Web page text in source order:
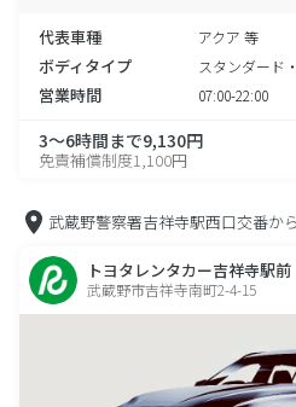
代表車種 アクア 等
ボディタイプ スタンダード
営業時間 07:00-22:00
3～6時間まで9,130円
免責補償制度1,100円
武蔵野警察署吉祥寺駅西口交番から
トヨタレンタカー吉祥寺駅前
武蔵野市吉祥寺南町2-4-15